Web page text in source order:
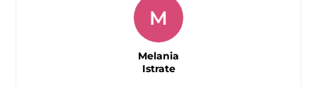
M
Melania
Istrate